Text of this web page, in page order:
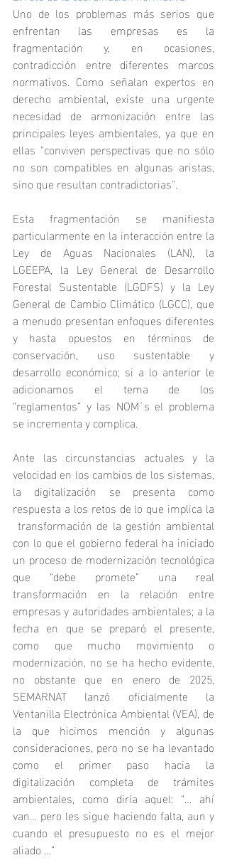
Uno de los problemas más serios que
enfrentan las empresas es la
fragmentación y, en ocasiones,
contradicción entre diferentes marcos
normativos. Como señalan expertos en
derecho ambiental, existe una urgente
necesidad de armonización entre las
principales leyes ambientales, ya que en
ellas "conviven perspectivas que no sólo
no son compatibles en algunas aristas,
sino que resultan contradictorias".
Esta fragmentación se manifiesta
particularmente en la interacción entre la
Ley de Aguas Nacionales (LAN), la
LGEEPA, la Ley General de Desarrollo
Forestal Sustentable (LGDFS) y la Ley
General de Cambio Climático (LGCC), que
a menudo presentan enfoques diferentes
y hasta opuestos en términos de
conservación, uso sustentable y
desarrollo económico; si a lo anterior le
adicionamos el tema de los
“reglamentos” y las NOM´s el problema
se incrementa y complica.
Ante las circunstancias actuales y la
velocidad en los cambios de los sistemas,
la digitalización se presenta como
respuesta a los retos de lo que implica la
transformación de la gestión ambiental
con lo que el gobierno federal ha iniciado
un proceso de modernización tecnológica
que “debe promete” una real
transformación en la relación entre
empresas y autoridades ambientales; a la
fecha en que se preparó el presente,
como que mucho movimiento o
modernización, no se ha hecho evidente,
no obstante que en enero de 2025,
SEMARNAT lanzó oficialmente la
Ventanilla Electrónica Ambiental (VEA), de
la que hicimos mención y algunas
consideraciones, pero no se ha levantado
como el primer paso hacia la
digitalización completa de trámites
ambientales, como diría aquel: “… ahí
van… pero les sigue haciendo falta, aun y
cuando el presupuesto no es el mejor
aliado …”